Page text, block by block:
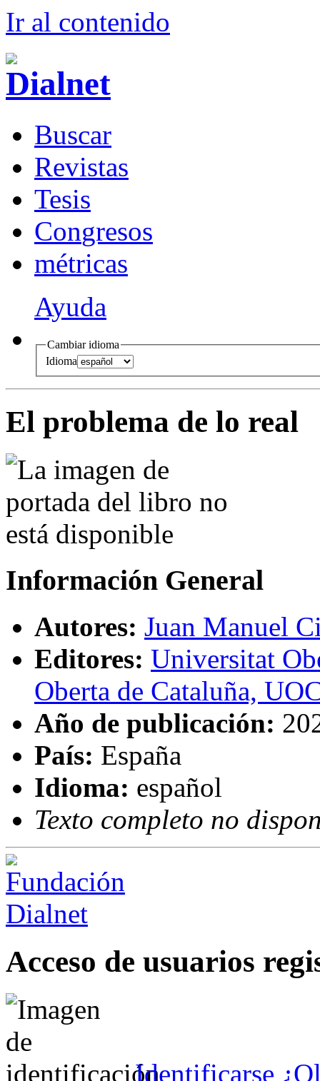
Ir al contenido
Buscar
Revistas
Tesis
Congresos
métricas
Ayuda
Cambiar idioma
Idioma
El problema de lo real
Información General
Autores: Juan Manuel
Editores: Universitat
Oberta de Cataluña,
Año de publicación:
País: España
Idioma: español
Texto completo no
Acceso de usuarios
Identificarse